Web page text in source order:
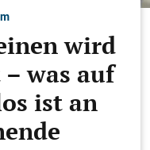
wird
was auf
ist an